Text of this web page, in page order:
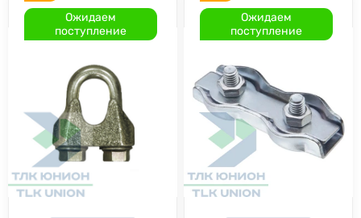
Ожидаем
поступление
Ожидаем
поступление